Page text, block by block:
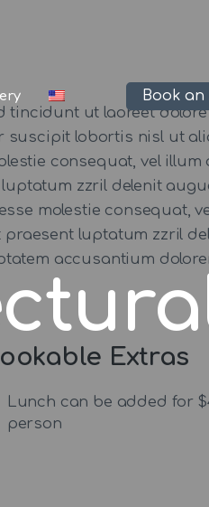
Book
tincidunt ut laoreet
suscipit lobortis nisl ut
consequat, vel illum
zzril delenit
molestie consequat,
luptatum zzril
accusantium
Extras
Lunch can be added for
person